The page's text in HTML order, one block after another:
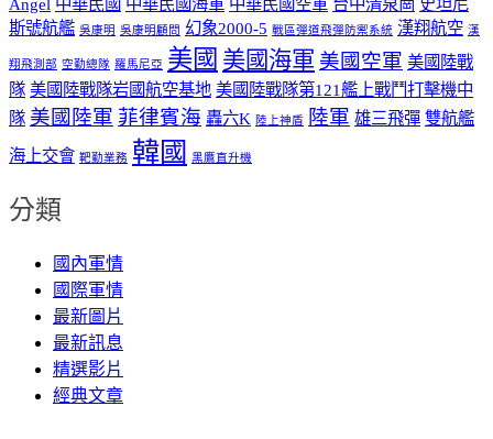
斯號航艦 吳康明 吳康明顧問 幻象2000-5 戰區彈道飛彈防禦系統 漢翔航空 漢
翔飛測部 空勤總隊 羅馬尼亞 美國 美國海軍 美國空軍 美國陸戰
隊 美國陸戰隊岩國航空基地 美國陸戰隊第121艦上戰鬥打擊機中
隊 美國陸軍 菲律賓海 轟六K 陸上神盾 陸軍 雄三飛彈 雙航艦
海上交會 靶勤業務 韓國 黑鷹直升機
分類
國內軍情
國際軍情
最新圖片
最新訊息
精選影片
經典文章